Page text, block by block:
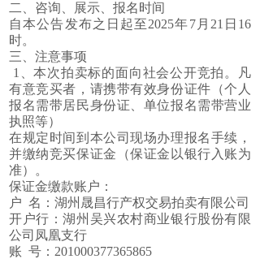
二、咨询、展示、报名时间
自本公告发布之日起至2025年7月21日16
时。
三、注意事项
1、本次拍卖标的面向社会公开竞拍。凡
有意竞买者，请携带有效身份证件（个人
报名需带居民身份证、单位报名需带营业
执照等）
在规定时间到本公司现场办理报名手续，
并缴纳竞买保证金（保证金以银行入账为
准）。
保证金缴款账户：
户 名：湖州晟昌行产权交易拍卖有限公司
开户行：湖州吴兴农村商业银行股份有限
公司凤凰支行
账 号：201000377365865